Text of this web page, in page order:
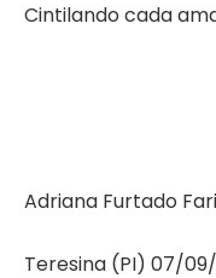
Cintilando cada
Adriana Furtado
Teresina (PI) 07/09/